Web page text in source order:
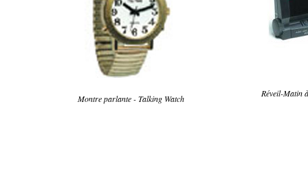
Montre parlante - Talking Watch Réveil-Matin